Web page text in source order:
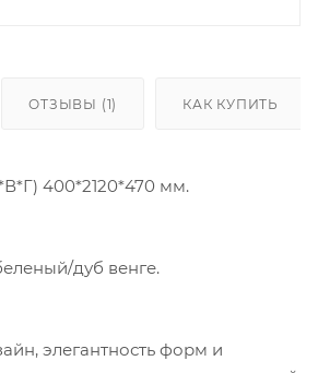
ОТЗЫВЫ (1) КАК КУПИТЬ
400*2120*470 мм.
дуб венге.
элегантность форм и